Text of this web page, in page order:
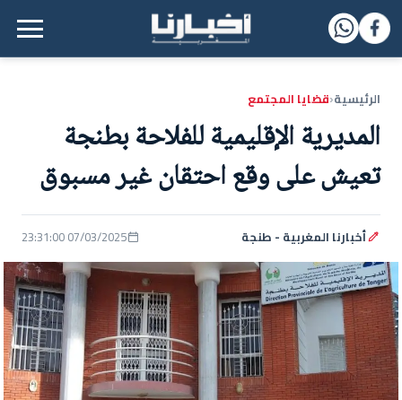
القائمة الرئيسية
الرئيسية‹قضايا المجتمع
المديرية الإقليمية للفلاحة بطنجة
تعيش على وقع احتقان غير مسبوق
أخبارنا المغربية - طنجة 07/03/2025 23:31:00